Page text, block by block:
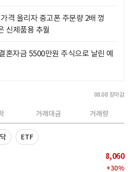
격 올리자 중고폰 주문량 2배 껑
신제품용 추월
자금 5500만원 주식으로 날린 예
08.08 장마감
거래대금 거래량
ETF
8,060
+30%